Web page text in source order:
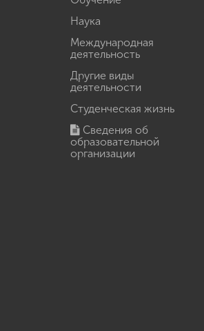
Наука
Международная
деятельность
Другие виды
деятельности
Студенческая жизнь
Сведения об
образовательной
организации